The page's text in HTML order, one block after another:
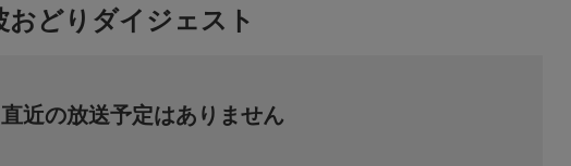
おどりダイジェスト
直近の放送予定はありません